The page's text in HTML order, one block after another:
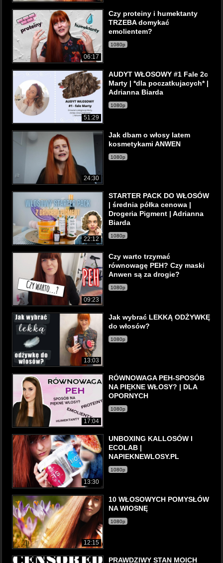
06:17
Czy proteiny i humektanty
TRZEBA domykać
emolientem?
1080p
51:29
AUDYT WŁOSOWY #1 Fale 2c
Marty | *dla poczatkujacych* |
Adrianna Biarda
1080p
24:30
Jak dbam o włosy latem
kosmetykami ANWEN
1080p
22:12
STARTER PACK DO WŁOSÓW
| średnia półka cenowa |
Drogeria Pigment | Adrianna
Biarda
1080p
09:23
Czy warto trzymać
równowagę PEH? Czy maski
Anwen są za drogie?
1080p
13:03
Jak wybrać LEKKĄ ODŻYWKĘ
do włosów?
1080p
17:04
RÓWNOWAGA PEH-SPOSÓB
NA PIĘKNE WŁOSY? | DLA
OPORNYCH
1080p
13:30
UNBOXING KALLOSÓW I
ECOLAB |
NAPIEKNEWLOSY.PL
1080p
12:15
10 WŁOSOWYCH POMYSŁÓW
NA WIOSNĘ
1080p
PRAWDZIWY STAN MOICH